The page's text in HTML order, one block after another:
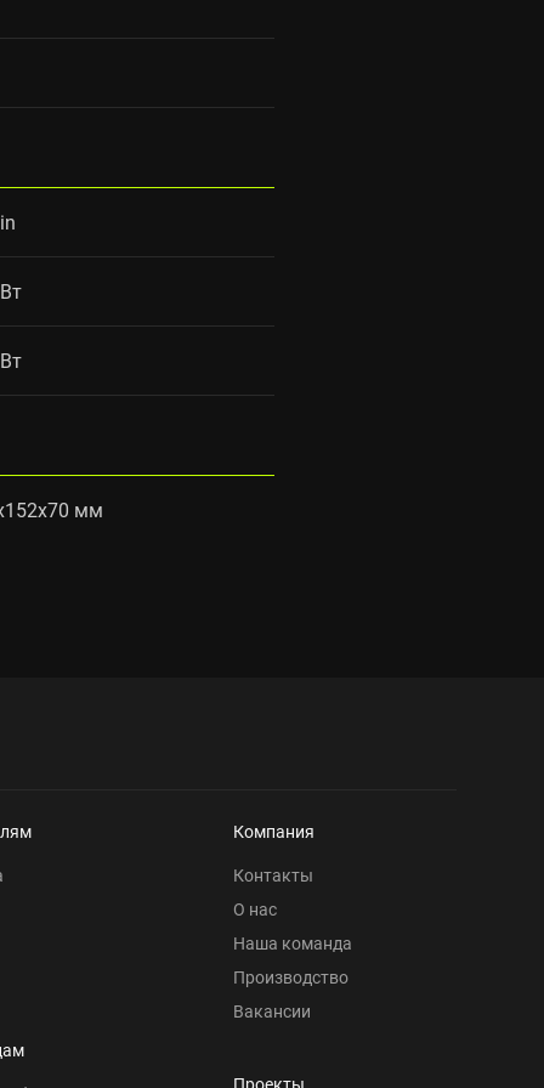
мм
Компания
Контакты
О нас
Наша команда
Производство
Вакансии